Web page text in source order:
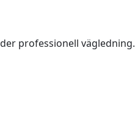
professionell vägledning.